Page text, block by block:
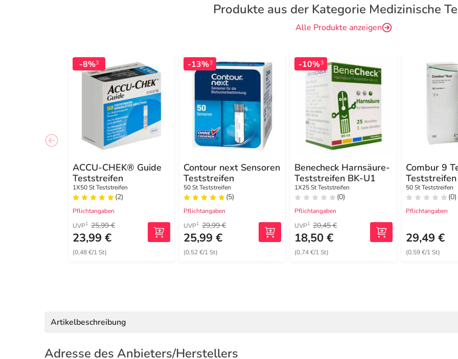
Produkte aus der Kategorie Medizinische
Alle Produkte anzeigen
-8%3
ACCU-CHEK® Guide
Teststreifen
1X50 St Teststreifen
(2)
Pflichtangaben
UVP1 25,99 €
23,99 €
(0,48 €/1 St)
-13%3
Contour next Sensoren
Teststreifen
50 St Teststreifen
(5)
Pflichtangaben
UVP1 29,99 €
25,99 €
(0,52 €/1 St)
-10%3
Benecheck Harnsäure-
Teststreifen BK-U1
1X25 St Teststreifen
(0)
Pflichtangaben
UVP1 20,45 €
18,50 €
(0,74 €/1 St)
Combur 9
Teststreifen
50 St Teststreifen
(0)
Pflichtangaben
29,49 €
(0,59 €/1 St)
Artikelbeschreibung
Adresse des Anbieters/Herstellers